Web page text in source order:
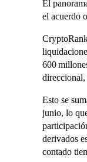
El
el acuerdo
600
direccional,
Esto se
junio, lo
derivados
contado